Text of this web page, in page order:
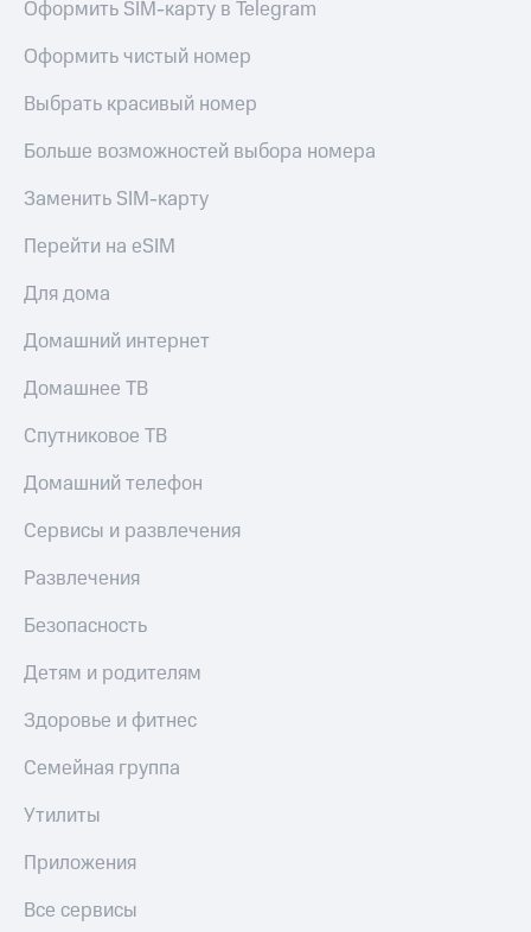
Оформить SIM-карту в Telegram
Оформить чистый номер
Выбрать красивый номер
Больше возможностей выбора номера
Заменить SIM-карту
Перейти на eSIM
Для дома
Домашний интернет
Домашнее ТВ
Спутниковое ТВ
Домашний телефон
Сервисы и развлечения
Развлечения
Безопасность
Детям и родителям
Здоровье и фитнес
Семейная группа
Утилиты
Приложения
Все сервисы